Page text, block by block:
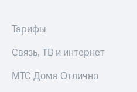
Тарифы
Связь, ТВ и интернет
МТС Дома Отлично